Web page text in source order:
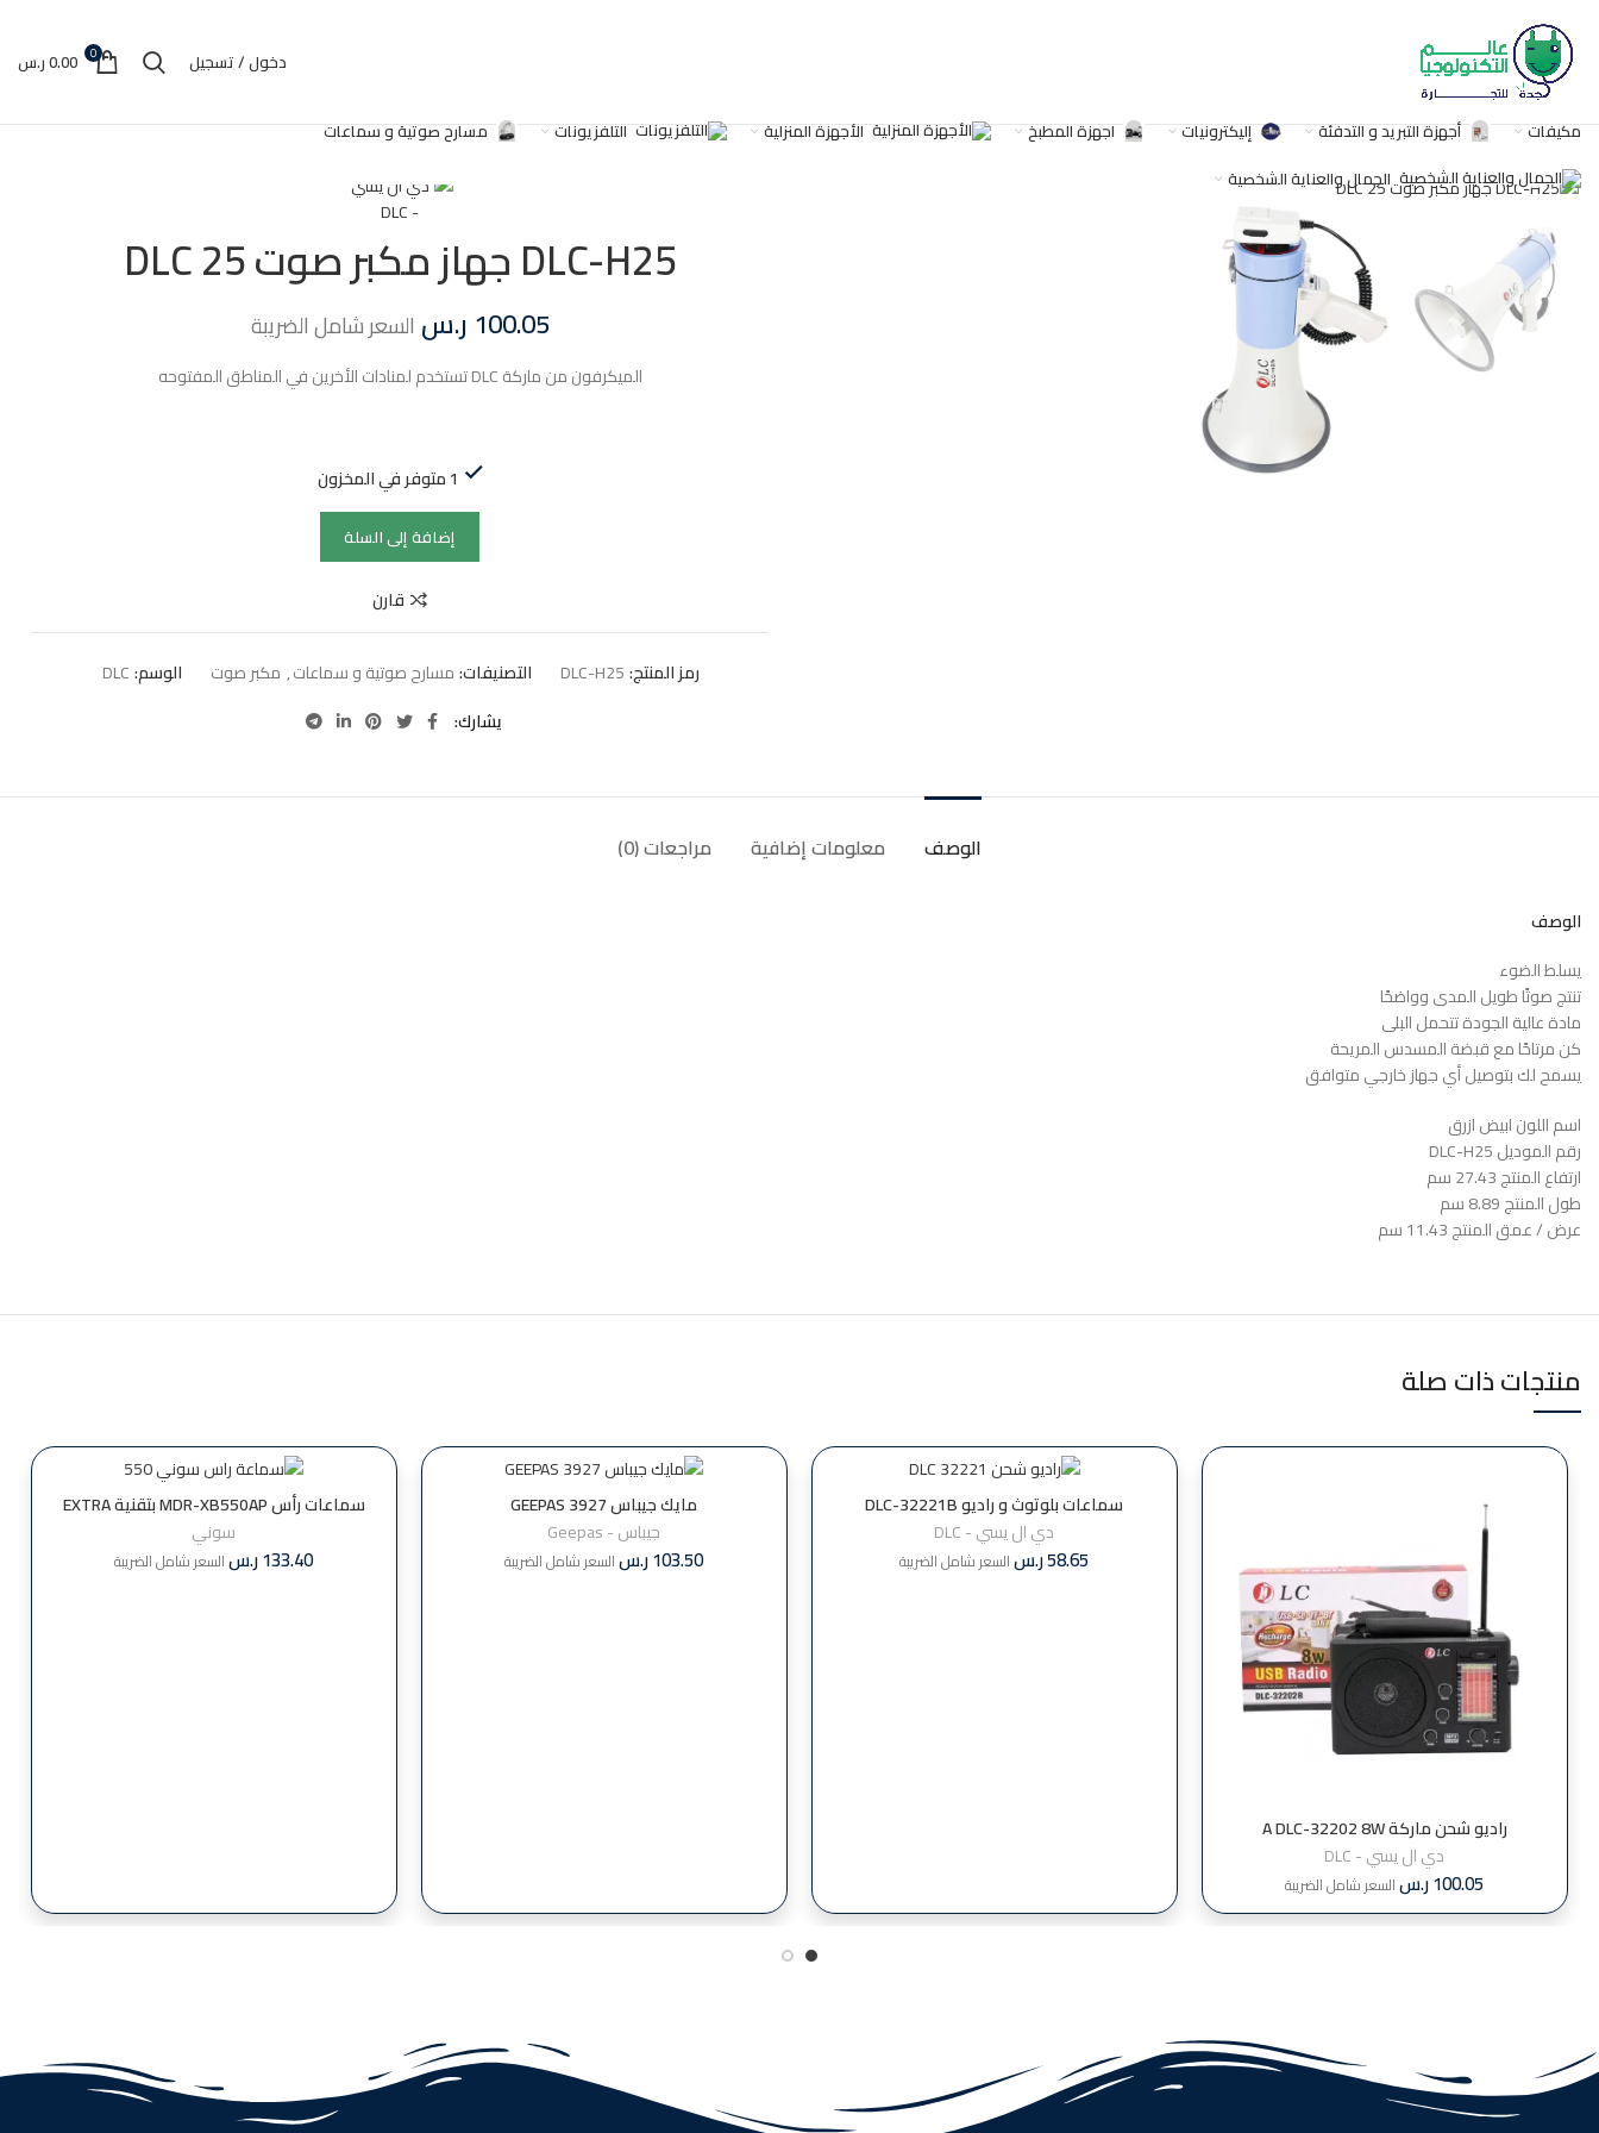
دخول / تسجيل 0
0.00ر.س
مكيفات أجهزة التبريد و التدفئة إليكترونيات اجهزة المطبخ الأجهزة المنزلية التلفزيونات
مسارح صوتية و سماعات
الجمال والعناية الشخصية
DLC-H25 جهاز مكبر صوت DLC 25
100.05 ر.س السعر شامل الضريبة
الميكرفون من ماركة DLC تستخدم لمنادات الأخرين في المناطق المفتوحه
1 متوفر في المخزون
إضافة إلى السلة
قارن
رمز المنتج:DLC-H25 التصنيفات:مسارح صوتية و سماعات, مكبر صوت الوسم:DLC
يشارك
الوصف معلومات إضافية مراجعات (0)
الوصف
يسلط الضوء
تنتج صوتًا طويل المدى وواضحًا
مادة عالية الجودة تتحمل البلى
كن مرتاحًا مع قبضة المسدس المريحة
يسمح لك بتوصيل أي جهاز خارجي متوافق
اسم اللون ابيض ازرق
رقم الموديل DLC-H25
ارتفاع المنتج 27.43 سم
طول المنتج 8.89 سم
عرض / عمق المنتج 11.43 سم
منتجات ذات صلة
راديو شحن ماركة A DLC-32202 8W
دي ال يسي - DLC
100.05ر.سالسعر شامل الضريبة
سماعات بلوتوث و راديو DLC-32221B
دي ال يسي - DLC
58.65ر.سالسعر شامل الضريبة
مايك جيباس GEEPAS 3927
جيباس - Geepas
103.50ر.سالسعر شامل الضريبة
سماعات رأس MDR-XB550AP بتقنية EXTRA
BASS ™
سوني
133.40ر.سالسعر شامل الضريبة